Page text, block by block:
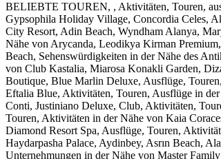
BELIEBTE TOUREN, , Aktivitäten, Touren,
Gypsophila Holiday Village, Concordia Celes,
City Resort, Adin Beach, Wyndham Alanya,
Nähe von Arycanda, Leodikya Kirman
Beach, Sehenswürdigkeiten in der Nähe des
von Club Kastalia, Miarosa Konakli Garden,
Boutique, Blue Marlin Deluxe, Ausflüge,
Eftalia Blue, Aktivitäten, Touren, Ausflüge in
Conti, Justiniano Deluxe, Club, Aktivitäten,
Touren, Aktivitäten in der Nähe von Kaia
Diamond Resort Spa, Ausflüge, Touren,
Haydarpasha Palace, Aydinbey, Asrın Beach,
Unternehmungen in der Nähe von Master